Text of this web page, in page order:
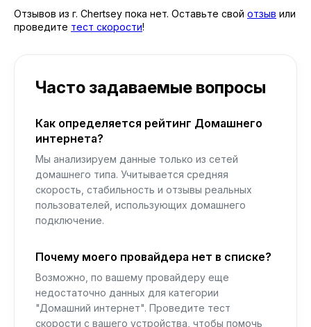
Отзывов из г. Chertsey пока нет. Оставьте свой отзыв или
проведите тест скорости!
Часто задаваемые вопросы
Как определяется рейтинг Домашнего
интернета?
Мы анализируем данные только из сетей
домашнего типа. Учитывается средняя
скорость, стабильность и отзывы реальных
пользователей, использующих домашнего
подключение.
Почему моего провайдера нет в списке?
Возможно, по вашему провайдеру еще
недостаточно данных для категории
"Домашний интернет". Проведите тест
скорости с вашего устройства, чтобы помочь